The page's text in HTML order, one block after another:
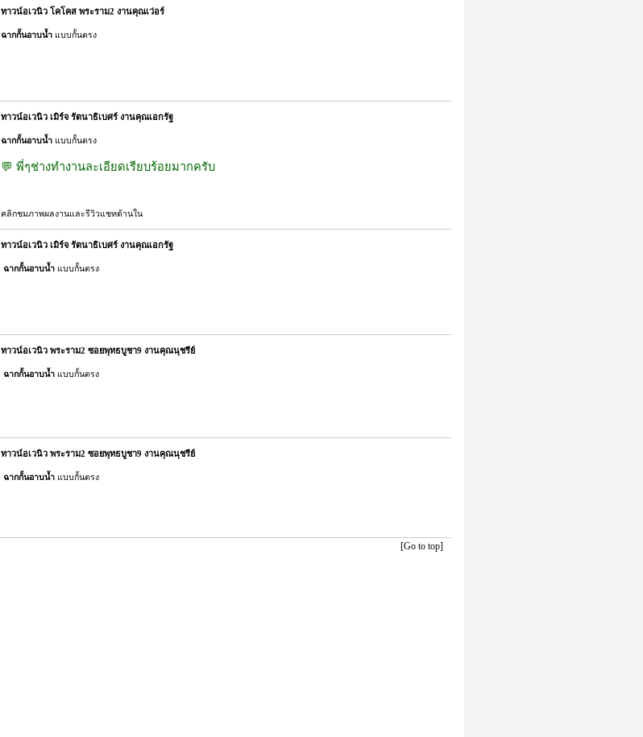
ทาวน์อเวนิว โคโคส พระราม2 งานคุณเว่อร์
ฉากกั้นอาบน้ำ แบบกั้นตรง
ทาวน์อเวนิว เมิร์จ รัตนาธิเบศร์ งานคุณเอกรัฐ
ฉากกั้นอาบน้ำ แบบกั้นตรง
💬 พี่ๆช่างทำงานละเอียดเรียบร้อยมากครับ
คลิกชมภาพผลงานและรีวิวแชทด้านใน
ทาวน์อเวนิว เมิร์จ รัตนาธิเบศร์ งานคุณเอกรัฐ
ฉากกั้นอาบน้ำ แบบกั้นตรง
ทาวน์อเวนิว พระราม2 ซอยพุทธบูชา9 งานคุณนุชรีย์
ฉากกั้นอาบน้ำ แบบกั้นตรง
ทาวน์อเวนิว พระราม2 ซอยพุทธบูชา9 งานคุณนุชรีย์
ฉากกั้นอาบน้ำ แบบกั้นตรง
[Go to top]